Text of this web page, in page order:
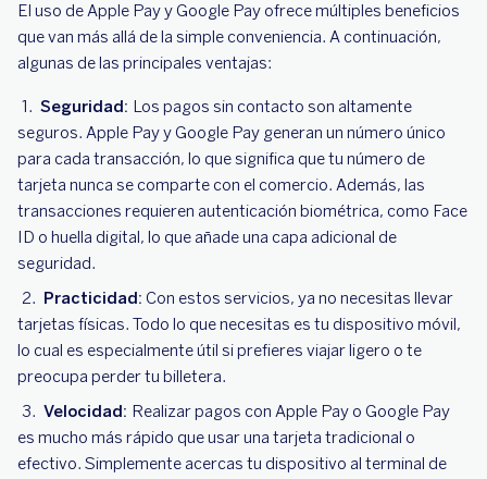
El uso de Apple Pay y Google Pay ofrece múltiples beneficios
que van más allá de la simple conveniencia. A continuación,
algunas de las principales ventajas:
Seguridad: Los pagos sin contacto son altamente
seguros. Apple Pay y Google Pay generan un número único
para cada transacción, lo que significa que tu número de
tarjeta nunca se comparte con el comercio. Además, las
transacciones requieren autenticación biométrica, como Face
ID o huella digital, lo que añade una capa adicional de
seguridad.
Practicidad: Con estos servicios, ya no necesitas llevar
tarjetas físicas. Todo lo que necesitas es tu dispositivo móvil,
lo cual es especialmente útil si prefieres viajar ligero o te
preocupa perder tu billetera.
Velocidad: Realizar pagos con Apple Pay o Google Pay
es mucho más rápido que usar una tarjeta tradicional o
efectivo. Simplemente acercas tu dispositivo al terminal de